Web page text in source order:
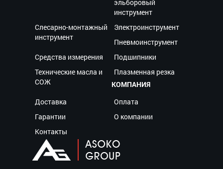
эльборовый
инструмент
Слесарно-монтажный
инструмент
Электроинструмент
Пневмоинструмент
Средства измерения
Подшипники
Технические масла и
СОЖ
Плазменная резка
КОМПАНИЯ
Доставка
Оплата
Гарантии
О компании
Контакты